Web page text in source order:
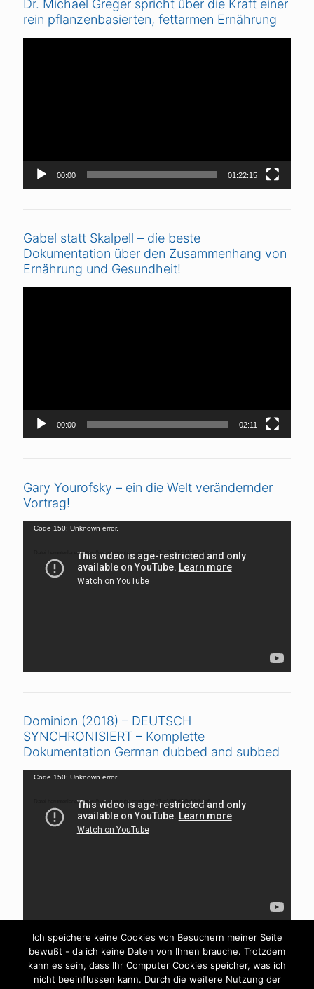
Dr. Michael Greger spricht über die Kraft einer
rein pflanzenbasierten, fettarmen Ernährung
00:00 01:22:15
Gabel statt Skalpell – die beste
Dokumentation über den Zusammenhang von
Ernährung und Gesundheit!
00:00 02:11
Gary Yourofsky – ein die Welt verändernder
Vortrag!
Video-
Code 150: Unknown error.
Datei herunterladen: https://www.youtube.com/watch?v=ZCMAIMnI8iw&_=5
Dominion (2018) – DEUTSCH
SYNCHRONISIERT – Komplette
Dokumentation German dubbed and subbed
Video-
Code 150: Unknown error.
Datei herunterladen: https://www.youtube.com/watch?v=V7DrljVAaYk&_=6
Ich speichere keine Cookies von Besuchern meiner Seite
bewußt - da ich keine Daten von Ihnen brauche. Trotzdem
kann es sein, dass Ihr Computer Cookies speicher, was ich
nicht beeinflussen kann. Durch die weitere Nutzung der